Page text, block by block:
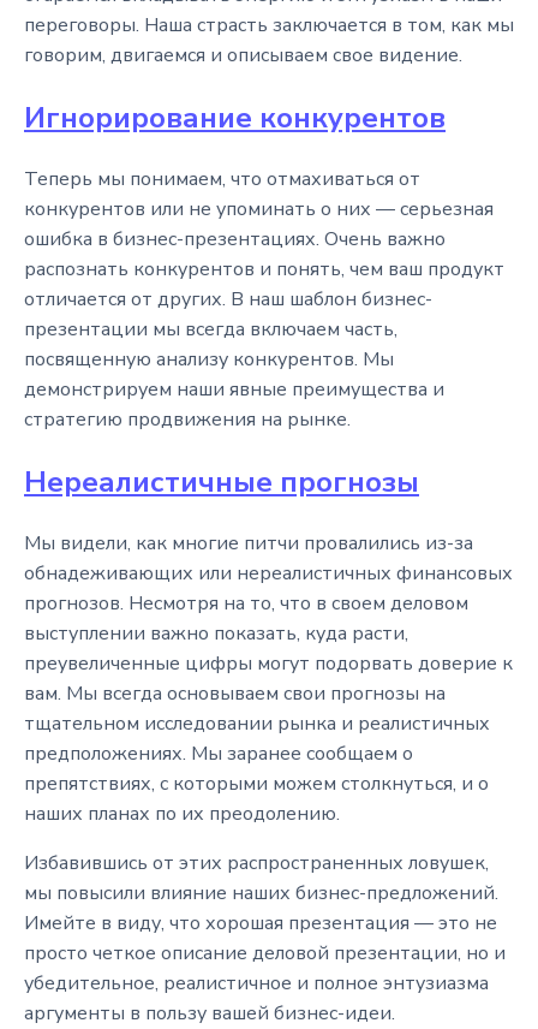
переговоры. Наша страсть заключается в том, как мы
говорим, двигаемся и описываем свое видение.
Игнорирование конкурентов
Теперь мы понимаем, что отмахиваться от
конкурентов или не упоминать о них — серьезная
ошибка в бизнес-презентациях. Очень важно
распознать конкурентов и понять, чем ваш продукт
отличается от других. В наш шаблон бизнес-
презентации мы всегда включаем часть,
посвященную анализу конкурентов. Мы
демонстрируем наши явные преимущества и
стратегию продвижения на рынке.
Нереалистичные прогнозы
Мы видели, как многие питчи провалились из-за
обнадеживающих или нереалистичных финансовых
прогнозов. Несмотря на то, что в своем деловом
выступлении важно показать, куда расти,
преувеличенные цифры могут подорвать доверие к
вам. Мы всегда основываем свои прогнозы на
тщательном исследовании рынка и реалистичных
предположениях. Мы заранее сообщаем о
препятствиях, с которыми можем столкнуться, и о
наших планах по их преодолению.
Избавившись от этих распространенных ловушек,
мы повысили влияние наших бизнес-предложений.
Имейте в виду, что хорошая презентация — это не
просто четкое описание деловой презентации, но и
убедительное, реалистичное и полное энтузиазма
аргументы в пользу вашей бизнес-идеи.